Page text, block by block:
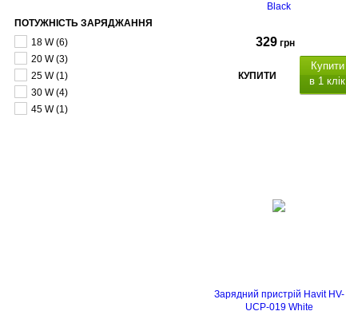
ПОТУЖНІСТЬ ЗАРЯДЖАННЯ
18 W (6)
20 W (3)
25 W (1)
30 W (4)
45 W (1)
Black
329 грн
КУПИТИ
Купити
в 1 клік
Зарядний пристрій Havit HV-
UCP-019 White